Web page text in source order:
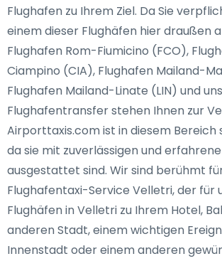
Flughafen zu Ihrem Ziel. Da Sie
einem dieser Flughäfen hier draußen
Flughafen Rom-Fiumicino (FCO),
Ciampino (CIA), Flughafen Mailand-
Flughafen Mailand-Linate (LIN) und
Flughafentransfer stehen Ihnen zur
Airporttaxis.com ist in diesem Bereich
da sie mit zuverlässigen und
ausgestattet sind. Wir sind berühmt
Flughafentaxi-Service Velletri, der für
Flughäfen in Velletri zu Ihrem Hotel,
anderen Stadt, einem wichtigen
Innenstadt oder einem anderen